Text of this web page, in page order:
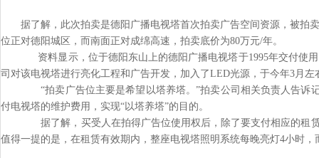
据了解，此次拍卖是德阳广播电视塔首次拍卖广告空间资源，被拍
位正对德阳城区，而南面正对成绵高速，拍卖底价为80万元/年。
资料显示，位于德阳东山上的德阳广播电视塔于1995年交付使
司对该电视塔进行亮化工程和广告开发，加入了LED光源，于今年3月左
“拍卖广告位主要是希望以塔养塔。”拍卖公司相关负责人告诉
付电视塔的维护费用，实现“以塔养塔”的目的。
据了解，买受人在拍得广告位使用权后，除了要支付相应的租
值得一提的是，在租赁有效期内，整座电视塔照明系统每晚亮灯4小时